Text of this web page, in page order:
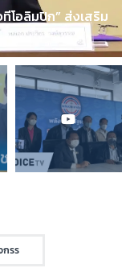
โอลิมปิก” ส่งเสริม
กรร